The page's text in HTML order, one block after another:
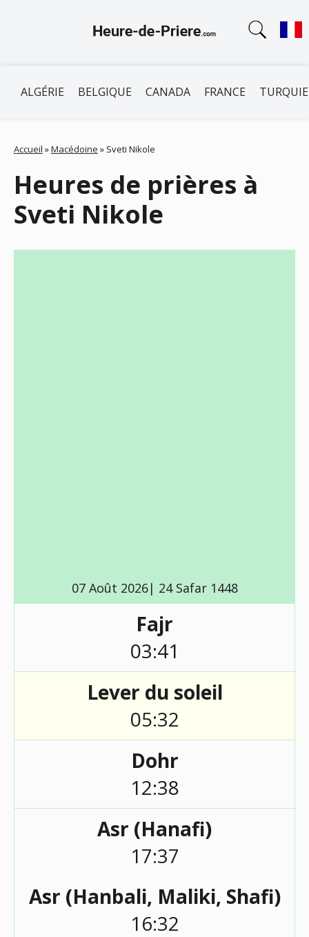
ALGÉRIE BELGIQUE CANADA FRANCE TURQUIE
Accueil »Macédoine » Sveti Nikole
Heures de prières à
Sveti Nikole
07 Août 2026| 24 Safar 1448
Fajr
03:41
Lever du soleil
05:32
Dohr
12:38
Asr (Hanafi)
17:37
Asr (Hanbali, Maliki, Shafi)
16:32